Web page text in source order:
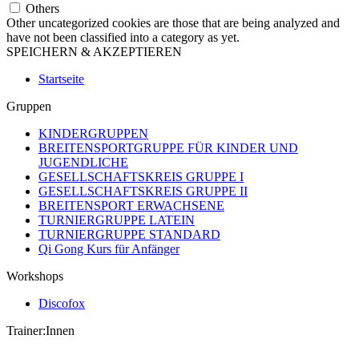
Others
Other uncategorized cookies are those that are being analyzed and
have not been classified into a category as yet.
SPEICHERN & AKZEPTIEREN
Startseite
Gruppen
KINDERGRUPPEN
BREITENSPORTGRUPPE FÜR KINDER UND
JUGENDLICHE
GESELLSCHAFTSKREIS GRUPPE I
GESELLSCHAFTSKREIS GRUPPE II
BREITENSPORT ERWACHSENE
TURNIERGRUPPE LATEIN
TURNIERGRUPPE STANDARD
Qi Gong Kurs für Anfänger
Workshops
Discofox
Trainer:Innen